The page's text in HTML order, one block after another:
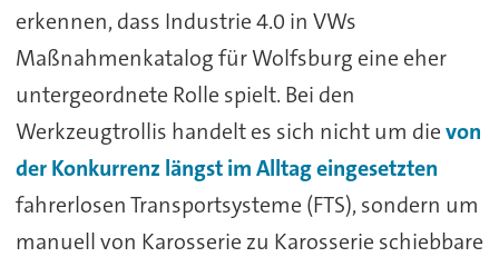
erkennen, dass Industrie 4.0 in VWs
Maßnahmenkatalog für Wolfsburg eine eher
untergeordnete Rolle spielt. Bei den
Werkzeugtrollis handelt es sich nicht um dievon
der Konkurrenz längst im Alltag eingesetzten
fahrerlosen Transportsysteme (FTS), sondern um
manuell von Karosserie zu Karosserie schiebbare